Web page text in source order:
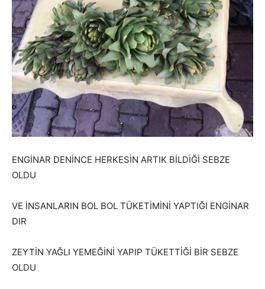
ENGİNAR DENİNCE HERKESİN ARTIK BİLDİĞİ SEBZE
OLDU
VE İNSANLARIN BOL BOL TÜKETİMİNİ YAPTIĞI ENGİNAR
DIR
ZEYTİN YAĞLI YEMEĞİNİ YAPIP TÜKETTİĞİ BİR SEBZE
OLDU